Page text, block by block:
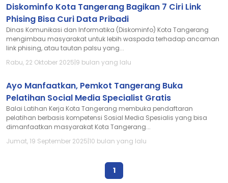
Diskominfo Kota Tangerang Bagikan 7 Ciri Link
Phising Bisa Curi Data Pribadi
Dinas Komunikasi dan Informatika (Diskominfo) Kota Tangerang
mengimbau masyarakat untuk lebih waspada terhadap ancaman
link phising, atau tautan palsu yang...
Rabu, 22 Oktober 2025|9 bulan yang lalu
Ayo Manfaatkan, Pemkot Tangerang Buka
Pelatihan Social Media Specialist Gratis
Balai Latihan Kerja Kota Tangerang membuka pendaftaran
pelatihan berbasis kompetensi Sosial Media Spesialis yang bisa
dimanfaatkan masyarakat Kota Tangerang...
Jumat, 19 September 2025|10 bulan yang lalu
1